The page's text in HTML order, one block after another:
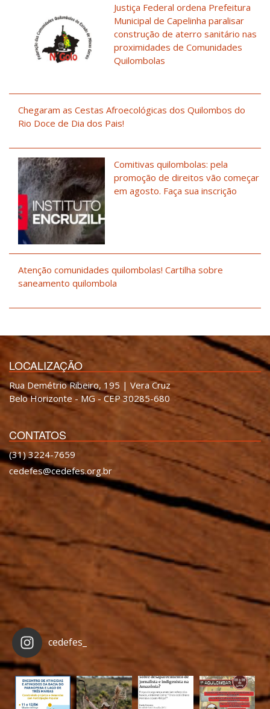
Justiça Federal ordena Prefeitura
Municipal de Capelinha paralisar
construção de aterro sanitário nas
proximidades de Comunidades
Quilombolas
Chegaram as Cestas Afroecológicas dos Quilombos do
Rio Doce de Dia dos Pais!
Comitivas quilombolas: pela
promoção de direitos vão começar
em agosto. Faça sua inscrição
Atenção comunidades quilombolas! Cartilha sobre
saneamento quilombola
LOCALIZAÇÃO
Rua Demétrio Ribeiro, 195 | Vera Cruz
Belo Horizonte - MG - CEP 30285-680
CONTATOS
(31) 3224-7659
cedefes@cedefes.org.br
cedefes_